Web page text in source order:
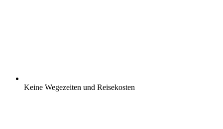
Keine Wegezeiten und Reisekosten